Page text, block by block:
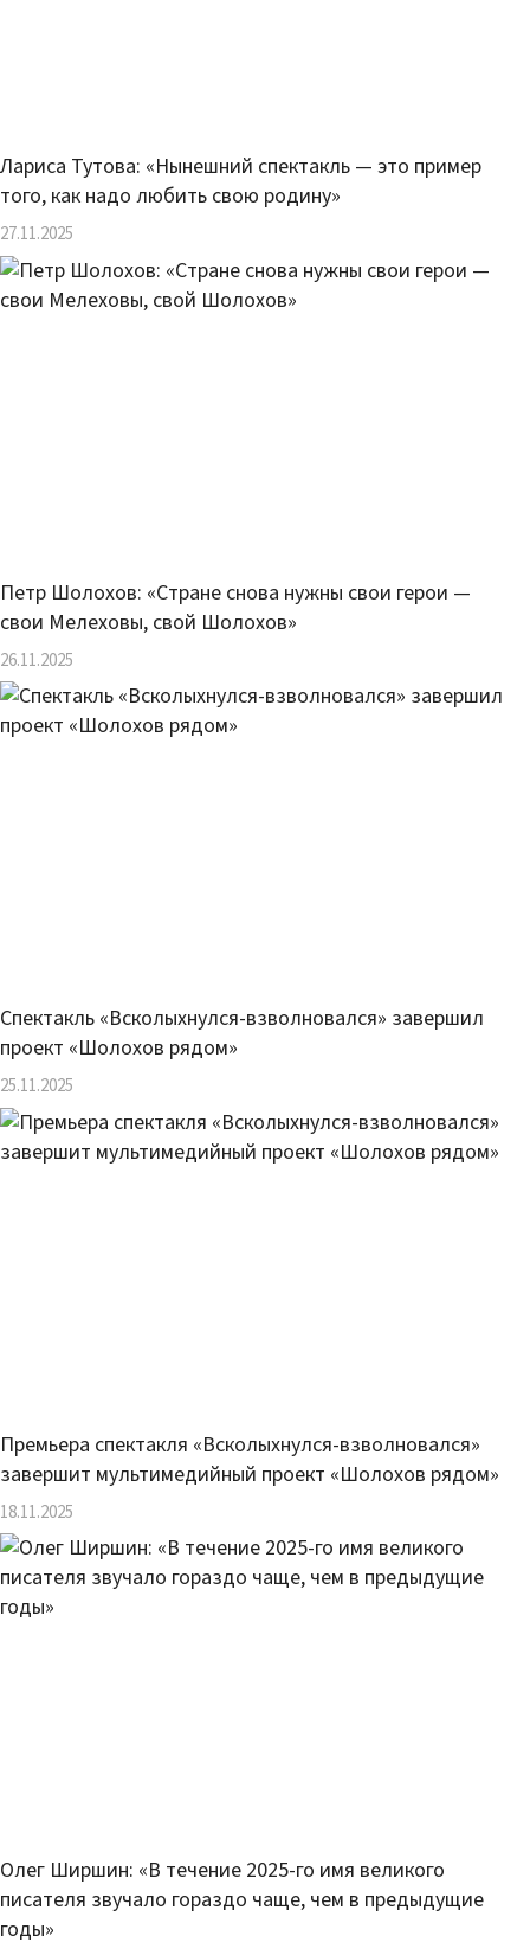
Лариса Тутова: «Нынешний спектакль — это пример
того, как надо любить свою родину»
27.11.2025
Петр Шолохов: «Стране снова нужны свои герои —
свои Мелеховы, свой Шолохов»
26.11.2025
Спектакль «Всколыхнулся-взволновался» завершил
проект «Шолохов рядом»
25.11.2025
Премьера спектакля «Всколыхнулся-взволновался»
завершит мультимедийный проект «Шолохов рядом»
18.11.2025
Олег Ширшин: «В течение 2025-го имя великого
писателя звучало гораздо чаще, чем в предыдущие
годы»